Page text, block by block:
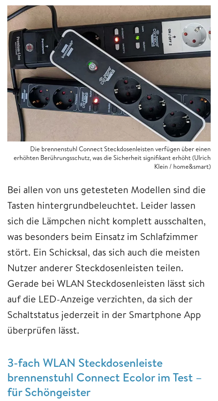
Die brennenstuhl Connect Steckdosenleisten verfügen über einen
erhöhten Berührungsschutz, was die Sicherheit signifikant erhöht (Ulrich
Klein / home&smart)
Bei allen von uns getesteten Modellen sind die
Tasten hintergrundbeleuchtet. Leider lassen
sich die Lämpchen nicht komplett ausschalten,
was besonders beim Einsatz im Schlafzimmer
stört. Ein Schicksal, das sich auch die meisten
Nutzer anderer Steckdosenleisten teilen.
Gerade bei WLAN Steckdosenleisten lässt sich
auf die LED-Anzeige verzichten, da sich der
Schaltstatus jederzeit in der Smartphone App
überprüfen lässt.
3-fach WLAN Steckdosenleiste
brennenstuhl Connect Ecolor im Test –
für Schöngeister